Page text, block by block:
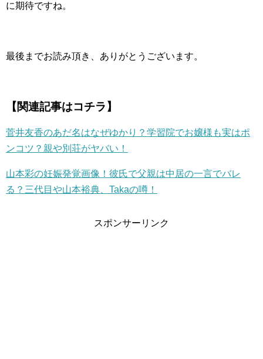
に期待ですね。
最後までお読み頂き、ありがとうございます。
【関連記事はコチラ】
菅井友香のあだ名はなぜゆかり？学習院でお嬢様も実はポ
ンコツ？親や別荘がヤバい！
山本彩の妊娠発覚画像！彼氏で父親は中居の一言でバレ
る？三代目や山本裕典、Takaの噂！
スポンサーリンク